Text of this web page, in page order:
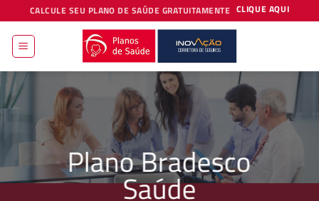
to
content
CALCULE SEU PLANO DE SAÚDE GRATUITAMENTE CLIQUE AQUI
Plano Bradesco
Saúde